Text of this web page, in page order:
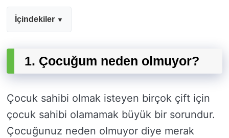
İçindekiler
1. Çocuğum neden olmuyor?
Çocuk sahibi olmak isteyen birçok çift için
çocuk sahibi olamamak büyük bir sorundur.
Çocuğunuz neden olmuyor diye merak